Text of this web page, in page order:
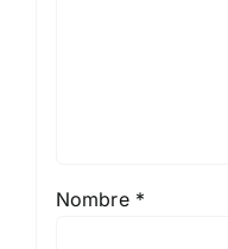
Nombre *